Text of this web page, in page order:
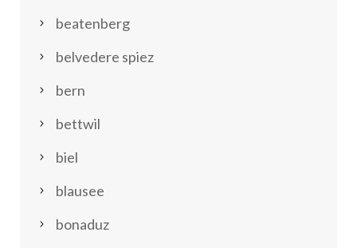
beatenberg
belvedere spiez
bern
bettwil
biel
blausee
bonaduz